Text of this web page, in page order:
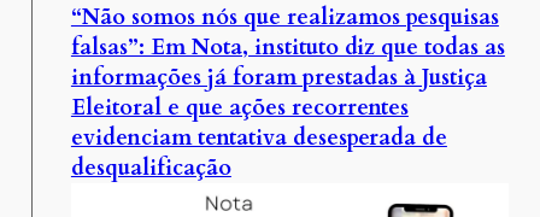
“Não somos nós que realizamos pesquisas
falsas”: Em Nota, instituto diz que todas as
informações já foram prestadas à Justiça
Eleitoral e que ações recorrentes
evidenciam tentativa desesperada de
desqualificação